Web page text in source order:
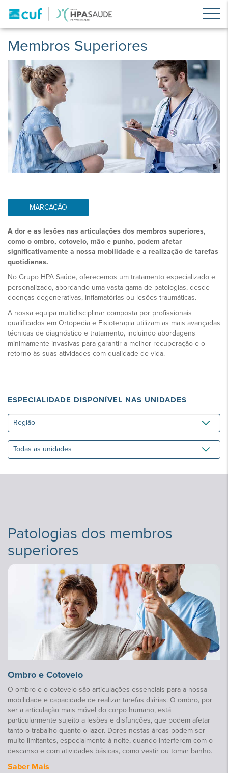
Membros Superiores
MARCAÇÃO
A dor e as lesões nas articulações dos membros superiores,
como o ombro, cotovelo, mão e punho, podem afetar
significativamente a nossa mobilidade e a realização de tarefas
quotidianas.
No Grupo HPA Saúde, oferecemos um tratamento especializado e
personalizado, abordando uma vasta gama de patologias, desde
doenças degenerativas, inflamatórias ou lesões traumáticas.
A nossa equipa multidisciplinar composta por profissionais
qualificados em Ortopedia e Fisioterapia utilizam as mais avançadas
técnicas de diagnóstico e tratamento, incluindo abordagens
minimamente invasivas para garantir a melhor recuperação e o
retorno às suas atividades com qualidade de vida.
ESPECIALIDADE DISPONÍVEL NAS UNIDADES
Região
Todas
Patologias dos membros
superiores
Ombro e Cotovelo
O ombro e o cotovelo são articulações essenciais para a nossa
mobilidade e capacidade de realizar tarefas diárias. O ombro, por
ser a articulação mais móvel do corpo humano, está
particularmente sujeito a lesões e disfunções, que podem afetar
tanto o trabalho quanto o lazer. Dores nestas áreas podem ser
muito limitantes, especialmente à noite, quando interferem com o
descanso e com atividades básicas, como vestir ou tomar banho.
Saber Mais